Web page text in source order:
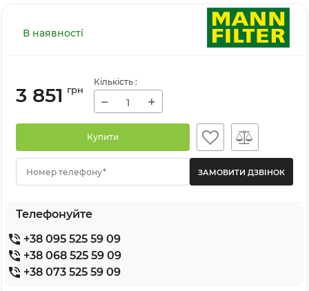
В наявності
3 851 грн
Кількість :
− +
Купити
Номер телефону*
Телефонуйте
+38 095 525 59 09
+38 068 525 59 09
+38 073 525 59 09